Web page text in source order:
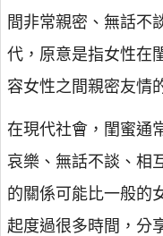
間非常親密、無話不
代，原意是指女性在
容女性之間親密友情
在現代社會，閨蜜通
哀樂、無話不談、相
的關係可能比一般的
起度過很多時間，分